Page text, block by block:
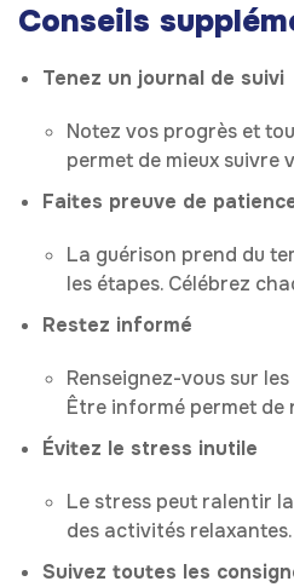
Conseils
Tenez un journal de suivi
Notez vos progrès et
permet de mieux suivre
Faites preuve de
La guérison prend du
les étapes. Célébrez
Restez informé
Renseignez-vous sur
Être informé permet de
Évitez le stress inutile
Le stress peut ralentir
des activités relaxantes.
Suivez toutes les